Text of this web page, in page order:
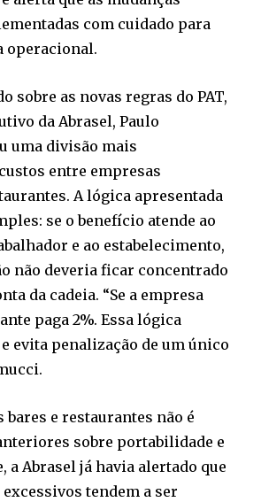
com cuidado para
operacional.
sobre as novas regras do PAT,
da Abrasel, Paulo
uma divisão mais
entre empresas
A lógica apresentada
se o benefício atende ao
e ao estabelecimento,
não deveria ficar concentrado
da cadeia. “Se a empresa
paga 2%. Essa lógica
evita penalização de um único
bares e restaurantes não é
sobre portabilidade e
Abrasel já havia alertado que
tendem a ser